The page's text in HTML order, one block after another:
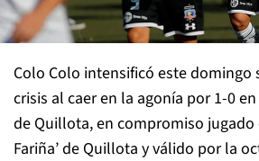
Colo Colo intensificó este
crisis al caer en la agonía por 1-0
de Quillota, en compromiso jugado
Fariña’ de Quillota y válido por la